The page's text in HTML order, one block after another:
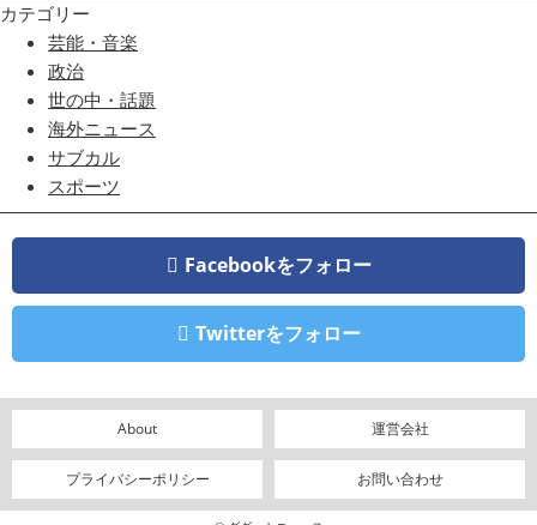
カテゴリー
芸能・音楽
政治
世の中・話題
海外ニュース
サブカル
スポーツ
Facebookをフォロー
Twitterをフォロー
About 運営会社
プライバシーポリシー お問い合わせ